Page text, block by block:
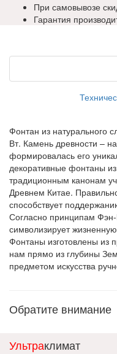
При самовывозе
Гарантия
Фонтан из натурального
Вт. Камень древности –
формировалась его
декоративные фонтаны
традиционным канонам
Древнем Китае.
способствует
Согласно принципам
символизирует
Фонтаны изготовлены из
нам прямо из глубины
предметом искусства
Обратите внимание
Ультраклимат